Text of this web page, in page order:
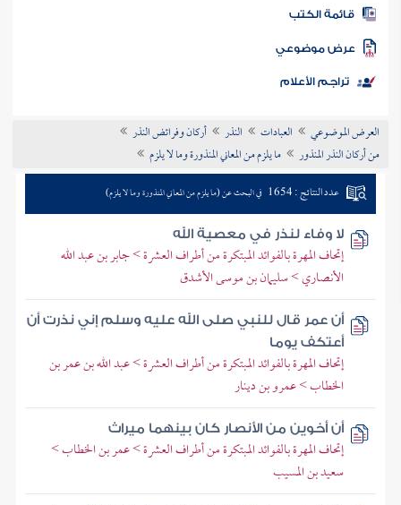
المكتبة
الكتب
موضوعي
تراجم الأعلام
العرض الموضوعي العبادات النذر
أركان وفرائض النذر
من أركان النذر المنذور
ما يلزم من المعاني المنذورة وما لا يلزم
عدد النتائج : 1654 في البحث عن (ما يلزم من المعاني المنذورة وما لا يلزم)
لا وفاء لنذر في معصية الله
إتحاف المهرة بالفوائد المبتكرة من أطراف العشرة > جابر بن عبد الله
الأنصاري > سليمان بن موسى الأشدق
أن عمر قال للنبي صلى الله عليه وسلم إني نذرت أن
أعتكف يوما
إتحاف المهرة بالفوائد المبتكرة من أطراف العشرة > عبد الله بن عمر بن
الخطاب > عمرو بن دينار
أن أخوين من الأنصار كان بينهما ميراث
إتحاف المهرة بالفوائد المبتكرة من أطراف العشرة > عمر بن الخطاب >
سعيد بن المسيب